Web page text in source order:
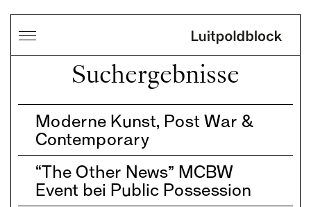
Suchergebnisse
Moderne Kunst, Post War &
Contemporary
“The Other News” MCBW
Event bei Public Possession